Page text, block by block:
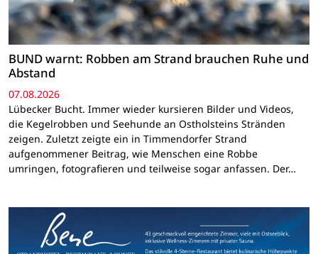
BUND warnt: Robben am Strand brauchen Ruhe und
Abstand
07.08.2026
Lübecker Bucht. Immer wieder kursieren Bilder und Videos,
die Kegelrobben und Seehunde an Ostholsteins Stränden
zeigen. Zuletzt zeigte ein in Timmendorfer Strand
aufgenommener Beitrag, wie Menschen eine Robbe
umringen, fotografieren und teilweise sogar anfassen. Der…